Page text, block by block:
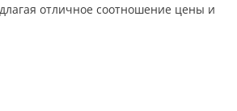
отличное соотношение цены и